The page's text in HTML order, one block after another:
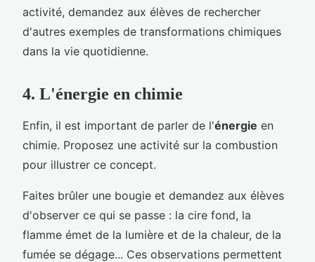
activité, demandez aux élèves de rechercher
d'autres exemples de transformations chimiques
dans la vie quotidienne.
4. L'énergie en chimie
Enfin, il est important de parler de l'énergie en
chimie. Proposez une activité sur la combustion
pour illustrer ce concept.
Faites brûler une bougie et demandez aux élèves
d'observer ce qui se passe : la cire fond, la
flamme émet de la lumière et de la chaleur, de la
fumée se dégage... Ces observations permettent